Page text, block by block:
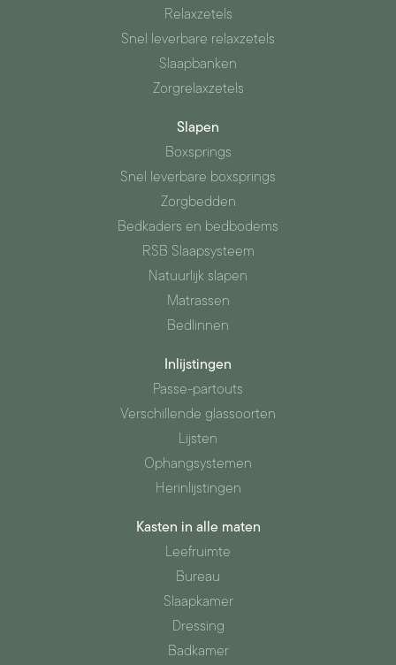
Relaxzetels
Snel leverbare relaxzetels
Slaapbanken
Zorgrelaxzetels
Slapen
Boxsprings
Snel leverbare boxsprings
Zorgbedden
Bedkaders en bedbodems
RSB Slaapsysteem
Natuurlijk slapen
Matrassen
Bedlinnen
Inlijstingen
Passe-partouts
Verschillende glassoorten
Lijsten
Ophangsystemen
Herinlijstingen
Kasten in alle maten
Leefruimte
Bureau
Slaapkamer
Dressing
Badkamer